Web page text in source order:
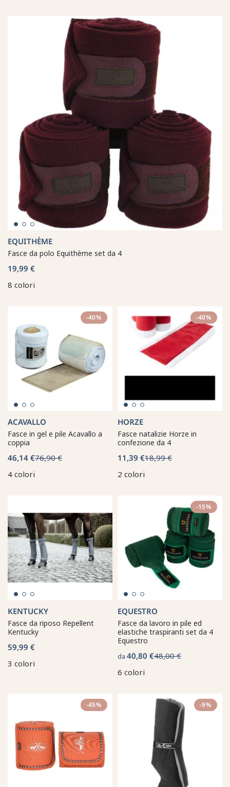
EQUITHÈME
Fasce da polo Equithème set da 4
19,99 €
8 colori
-40%
ACAVALLO
Fasce in gel e pile Acavallo a
coppia
46,14 €76,90 €
4 colori
-40%
HORZE
Fasce natalizie Horze in
confezione da 4
11,39 €18,99 €
2 colori
KENTUCKY
Fasce da riposo Repellent
Kentucky
59,99 €
3 colori
-15%
EQUESTRO
Fasce da lavoro in pile ed
elastiche traspiranti set da 4
Equestro
da 40,80 €48,00 €
6 colori
-45% -9%